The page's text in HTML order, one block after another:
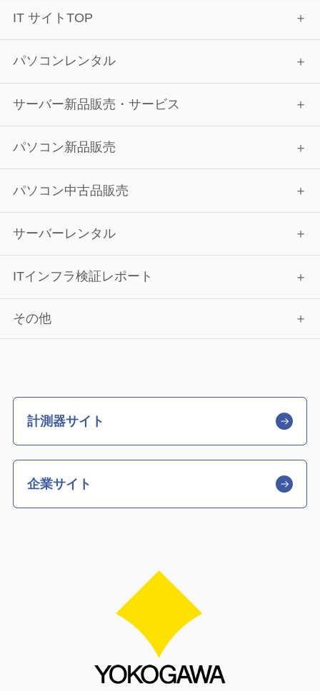
IT サイトTOP
パソコンレンタル
サーバー新品販売・サービス
パソコン新品販売
パソコン中古品販売
サーバーレンタル
ITインフラ検証レポート
その他
計測器サイト
企業サイト